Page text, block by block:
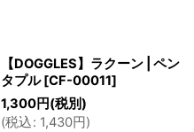
【DOGGLES】ラクーン | ペン
タプル [CF-00011]
1,300円(税別)
(税込: 1,430円 )